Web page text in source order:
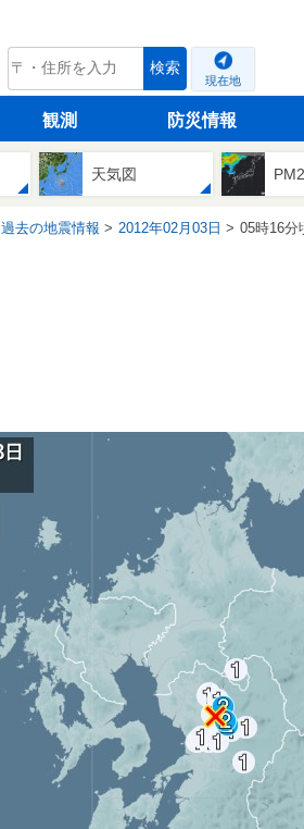
tenki.jp 検索
現在地
観測 防災情報
天気図
過去の地震情報 2012年02月03日 05時16分